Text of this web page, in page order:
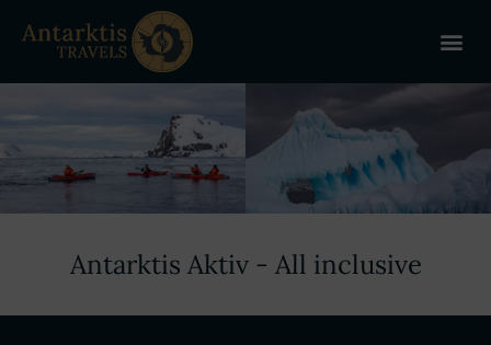
Antarktis Aktiv - All inclusive